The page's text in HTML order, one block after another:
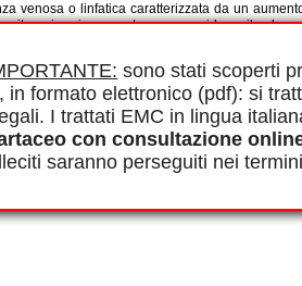
sono stati scoperti
in formato elettronico (pdf): si
I trattati EMC in lingua
con consultazione
saranno perseguiti nei
venosa o linfatica caratterizzata da un
mira a contenere o a ridurre il
è espresso da una grandezza astratta:
Queste sono discusse rivisitando i diversi
Ma, dal momento che questo parametro si
con il volume coperto o di copertura e con la
degli adattamenti alle circostanze, a
o da una distensione.
Compressione elastica, Insufficienza venosa